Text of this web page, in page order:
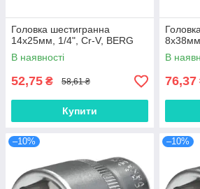
Головка шестигранна
14х25мм, 1/4", Cr-V, BERG
В наявності
52,75 ₴ 58,61 ₴
Купити
В
76,37
–10% –10%